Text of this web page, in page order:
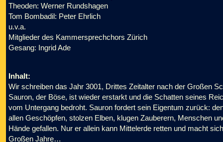
Theoden: Werner Rundshagen
Tom Bombadil: Peter Ehrlich
u.v.a.
Mitglieder des Kammersprechchors Zürich
Gesang: Ingrid Ade
Inhalt:
Wir schreiben das Jahr 3001, Drittes Zeitalter nach der Großen
Sauron, der Böse, ist wieder erstarkt und die Schatten seines
vom Untergang bedroht. Sauron fordert sein Eigentum zurück:
allen Geschöpfen, stolzen Elben, klugen Zauberern, Menschen
Hände gefallen. Nur er allein kann Mittelerde retten und macht
Großen Jahre…